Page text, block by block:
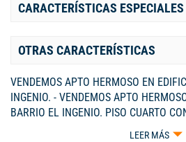
CARACTERÍSTICAS ESPECIALES
OTRAS CARACTERÍSTICAS
VENDEMOS APTO HERMOSO EN
INGENIO. - VENDEMOS APTO
BARRIO EL INGENIO. PISO CUARTO
CONSTRUIDA 110 METROS2. SALA,
LEER MÁS